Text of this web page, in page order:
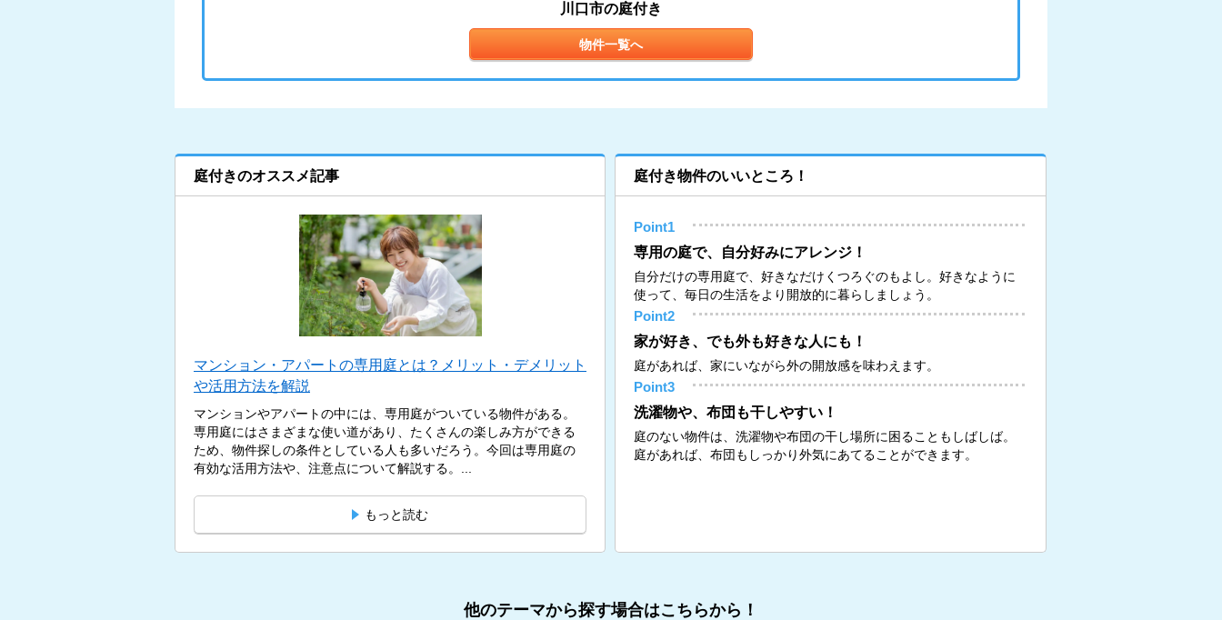
川口市の庭付き
物件一覧へ
庭付きのオススメ記事
マンション・アパートの専用庭とは？メリット・デメリット
や活用方法を解説
マンションやアパートの中には、専用庭がついている物件がある。
専用庭にはさまざまな使い道があり、たくさんの楽しみ方ができる
ため、物件探しの条件としている人も多いだろう。今回は専用庭の
有効な活用方法や、注意点について解説する。...
もっと読む
庭付き物件のいいところ！
Point1
専用の庭で、自分好みにアレンジ！
自分だけの専用庭で、好きなだけくつろぐのもよし。好きなように
使って、毎日の生活をより開放的に暮らしましょう。
Point2
家が好き、でも外も好きな人にも！
庭があれば、家にいながら外の開放感を味わえます。
Point3
洗濯物や、布団も干しやすい！
庭のない物件は、洗濯物や布団の干し場所に困ることもしばしば。
庭があれば、布団もしっかり外気にあてることができます。
他のテーマから探す場合はこちらから！